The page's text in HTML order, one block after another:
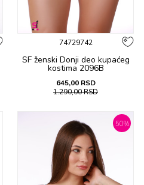
74729742
SF ženski Donji deo kupaćeg
kostima 2096B
645,00 RSD
1.290,00RSD
50%